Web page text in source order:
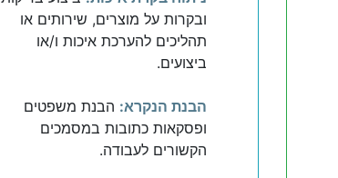
ובקרות על מוצרים, שירותים או
תהליכים להערכת איכות ו/או
ביצועים.
הבנת הנקרא: הבנת משפטים
ופסקאות כתובות במסמכים
הקשורים לעבודה.